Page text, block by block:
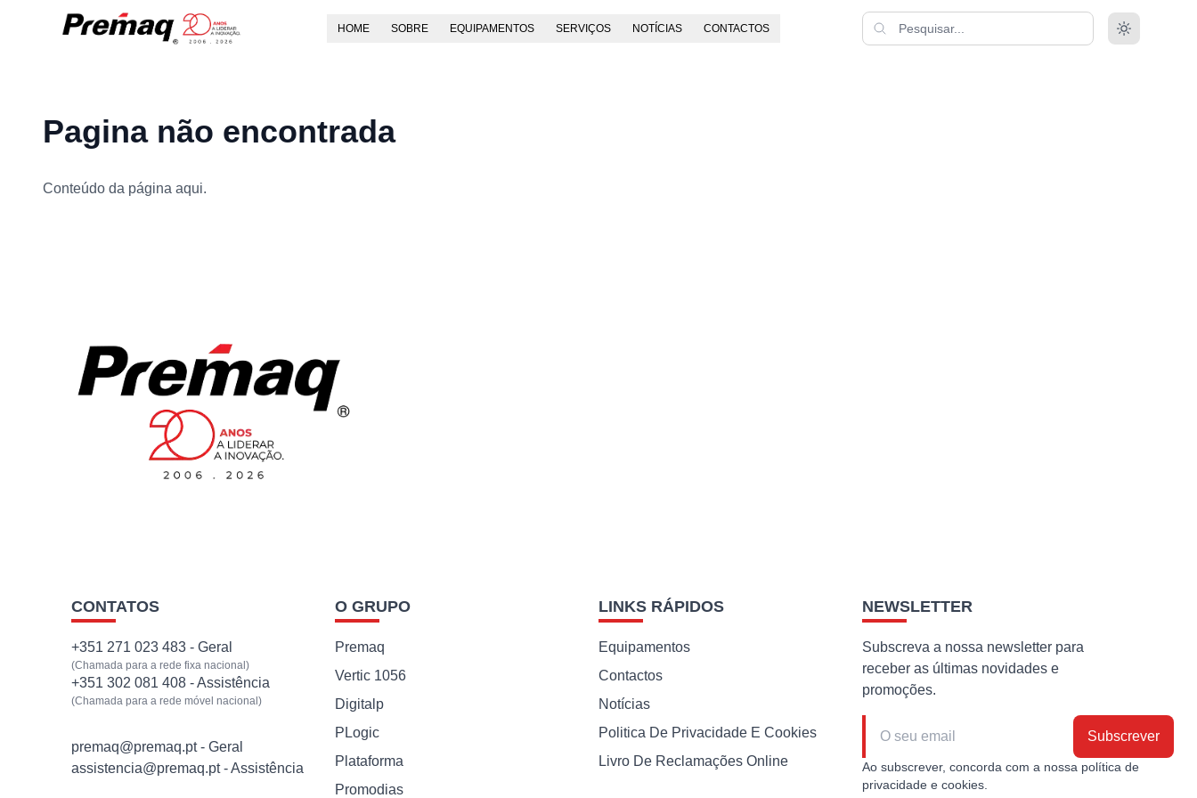
HOME SOBRE EQUIPAMENTOS SERVIÇOS NOTÍCIAS CONTACTOS
Pagina não encontrada
Conteúdo da página aqui.
CONTATOS
+351 271 023 483 - Geral
(Chamada para a rede fixa nacional)
+351 302 081 408 - Assistência
(Chamada para a rede móvel nacional)
premaq@premaq.pt - Geral
assistencia@premaq.pt - Assistência
O GRUPO
Premaq
Vertic 1056
Digitalp
PLogic
Plataforma
Promodias
LINKS RÁPIDOS
Equipamentos
Contactos
Notícias
Politica De Privacidade E Cookies
Livro De Reclamações Online
NEWSLETTER
Subscreva a nossa newsletter para
receber as últimas novidades e
promoções.
Subscrever
Ao subscrever, concorda com a nossa política de
privacidade e cookies.